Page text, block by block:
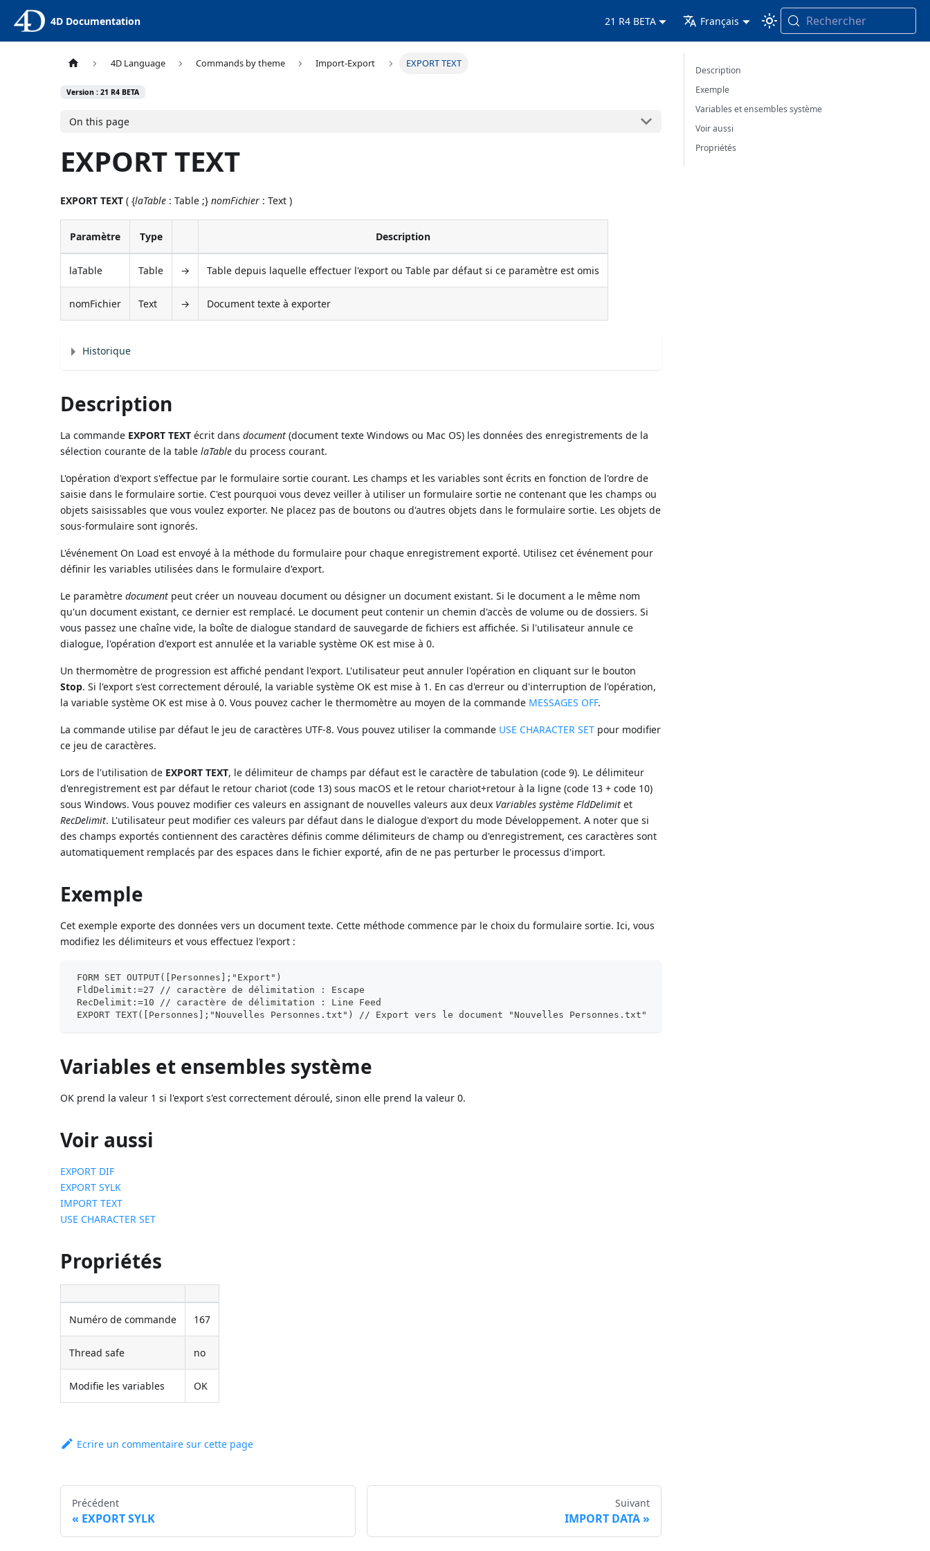
4D Documentation 21 R4 BETA Français Rechercher
4D Language Commands by theme Import-Export EXPORT TEXT
Version : 21 R4 BETA
On this page
EXPORT TEXT
EXPORT TEXT ( {laTable : Table ;}nomFichier : Text )
Paramètre Type Description
laTable Table → Table depuis laquelle effectuer l'export ou Table par défaut si ce paramètre est omis
nomFichier Text → Document texte à exporter
Historique
Description
La commande EXPORT TEXT écrit dansdocument (document texte Windows ou Mac OS) les données des enregistrements de la
sélection courante de la tablelaTable du process courant.
L'opération d'export s'effectue par le formulaire sortie courant. Les champs et les variables sont écrits en fonction de l'ordre de
saisie dans le formulaire sortie. C'est pourquoi vous devez veiller à utiliser un formulaire sortie ne contenant que les champs ou
objets saisissables que vous voulez exporter. Ne placez pas de boutons ou d'autres objets dans le formulaire sortie. Les objets de
sous-formulaire sont ignorés.
L'événement On Load est envoyé à la méthode du formulaire pour chaque enregistrement exporté. Utilisez cet événement pour
définir les variables utilisées dans le formulaire d'export.
Le paramètredocument peut créer un nouveau document ou désigner un document existant. Si le document a le même nom
qu'un document existant, ce dernier est remplacé. Le document peut contenir un chemin d'accès de volume ou de dossiers. Si
vous passez une chaîne vide, la boîte de dialogue standard de sauvegarde de fichiers est affichée. Si l'utilisateur annule ce
dialogue, l'opération d'export est annulée et la variable système OK est mise à 0.
Un thermomètre de progression est affiché pendant l'export. L'utilisateur peut annuler l'opération en cliquant sur le bouton
Stop. Si l'export s'est correctement déroulé, la variable système OK est mise à 1. En cas d'erreur ou d'interruption de l'opération,
la variable système OK est mise à 0. Vous pouvez cacher le thermomètre au moyen de la commande MESSAGES OFF.
La commande utilise par défaut le jeu de caractères UTF-8. Vous pouvez utiliser la commande USE CHARACTER SET pour modifier
ce jeu de caractères.
Lors de l'utilisation de EXPORT TEXT, le délimiteur de champs par défaut est le caractère de tabulation (code 9). Le délimiteur
d'enregistrement est par défaut le retour chariot (code 13) sous macOS et le retour chariot+retour à la ligne (code 13 + code 10)
sous Windows. Vous pouvez modifier ces valeurs en assignant de nouvelles valeurs aux deux Variables système FldDelimit et
RecDelimit. L'utilisateur peut modifier ces valeurs par défaut dans le dialogue d'export du mode Développement. A noter que si
des champs exportés contiennent des caractères définis comme délimiteurs de champ ou d'enregistrement, ces caractères sont
automatiquement remplacés par des espaces dans le fichier exporté, afin de ne pas perturber le processus d'import.
Exemple
Cet exemple exporte des données vers un document texte. Cette méthode commence par le choix du formulaire sortie. Ici, vous
modifiez les délimiteurs et vous effectuez l'export :
FORM SET OUTPUT([Personnes];"Export")
FldDelimit:=27 // caractère de délimitation : Escape
RecDelimit:=10 // caractère de délimitation : Line Feed
EXPORT TEXT([Personnes];"Nouvelles Personnes.txt") // Export vers le document "Nouvelles Personnes.txt"
Variables et ensembles système
OK prend la valeur 1 si l'export s'est correctement déroulé, sinon elle prend la valeur 0.
Voir aussi
EXPORT DIF
EXPORT SYLK
IMPORT TEXT
USE CHARACTER SET
Propriétés
Numéro de commande 167
Thread safe no
Modifie les variables OK
Ecrire un commentaire sur cette page
Précédent
EXPORT SYLK
Suivant
IMPORT DATA
Description
Exemple
Variables et ensembles système
Voir aussi
Propriétés